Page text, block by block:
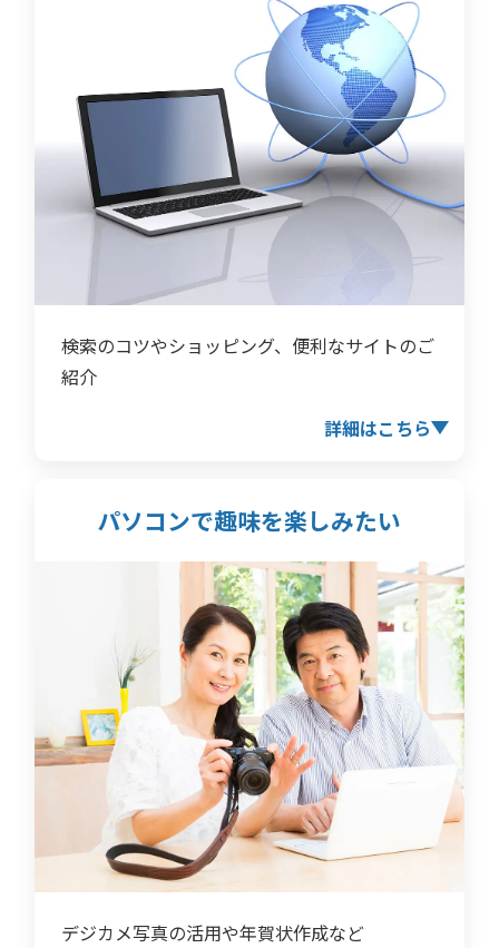
検索のコツやショッピング、便利なサイトのご
紹介
詳細はこちら
パソコンで趣味を楽しみたい
デジカメ写真の活用や年賀状作成など